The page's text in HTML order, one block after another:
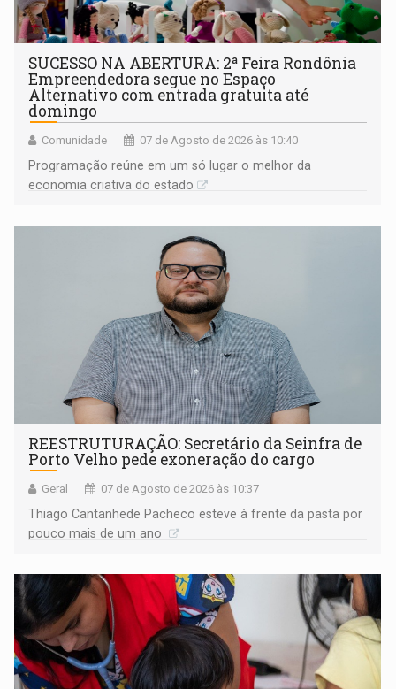
SUCESSO NA ABERTURA: 2ª Feira Rondônia
Empreendedora segue no Espaço
Alternativo com entrada gratuita até
domingo
Comunidade 07 de Agosto de 2026 às 10:40
Programação reúne em um só lugar o melhor da
economia criativa do estado
REESTRUTURAÇÃO: Secretário da Seinfra de
Porto Velho pede exoneração do cargo
Geral 07 de Agosto de 2026 às 10:37
Thiago Cantanhede Pacheco esteve à frente da pasta por
pouco mais de um ano